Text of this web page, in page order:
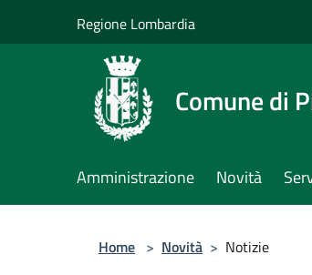
Regione Lombardia
Comune di
Amministrazione Novità
Home > Novità > Notizie